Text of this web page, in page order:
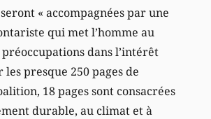
« accompagnées par une
qui met l’homme au
préoccupations dans l’intérêt
les presque 250 pages de
18 pages sont consacrées
durable, au climat et à